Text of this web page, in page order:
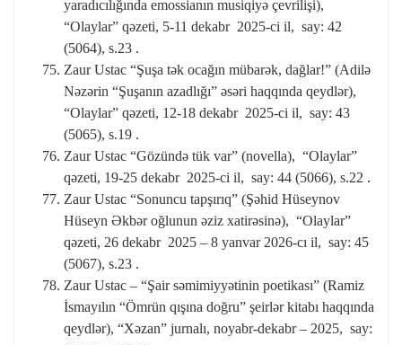
yaradıcılığında emossianın musiqiyə çevrilişi),
“Olaylar” qəzeti, 5-11 dekabr 2025-ci il, say: 42
(5064), s.23 .
Zaur Ustac “Şuşa tək ocağın mübarək, dağlar!” (Adilə
Nəzərin “Şuşanın azadlığı” əsəri haqqında qeydlər),
“Olaylar” qəzeti, 12-18 dekabr 2025-ci il, say: 43
(5065), s.19 .
Zaur Ustac “Gözündə tük var” (novella), “Olaylar”
qəzeti, 19-25 dekabr 2025-ci il, say: 44 (5066), s.22 .
Zaur Ustac “Sonuncu tapşırıq” (Şəhid Hüseynov
Hüseyn Əkbər oğlunun əziz xatirəsinə), “Olaylar”
qəzeti, 26 dekabr 2025 – 8 yanvar 2026-cı il, say: 45
(5067), s.23 .
Zaur Ustac – “Şair səmimiyyətinin poetikası” (Ramiz
İsmayılın “Ömrün qışına doğru” şeirlər kitabı haqqında
qeydlər), “Xəzan” jurnalı, noyabr-dekabr – 2025, say: